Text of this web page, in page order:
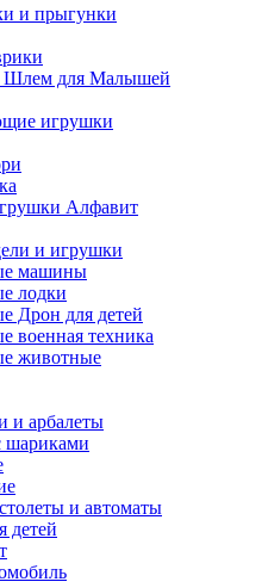
и прыгунки
Шлем для Малышей
игрушки
Алфавит
и игрушки
машины
лодки
Дрон для детей
военная техника
животные
и арбалеты
шариками
и автоматы
детей